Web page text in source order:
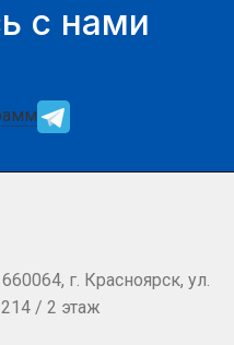
с нами
г. Красноярск, ул.
/ 2 этаж